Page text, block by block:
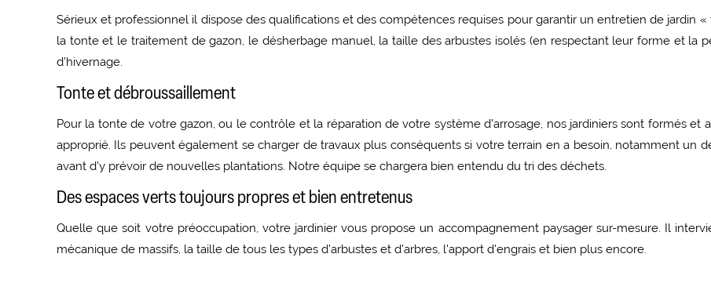
Sérieux et professionnel il dispose des qualifications et des compétences requises pour garantir un entretien de jardin
la tonte et le traitement de gazon, le désherbage manuel, la taille des arbustes isolés (en respectant leur forme et la
d'hivernage.
Tonte et débroussaillement
Pour la tonte de votre gazon, ou le contrôle et la réparation de votre système d’arrosage, nos jardiniers sont formés
approprié. Ils peuvent également se charger de travaux plus conséquents si votre terrain en a besoin, notamment un
avant d’y prévoir de nouvelles plantations. Notre équipe se chargera bien entendu du tri des déchets.
Des espaces verts toujours propres et bien entretenus
Quelle que soit votre préoccupation, votre jardinier vous propose un accompagnement paysager sur-mesure. Il
mécanique de massifs, la taille de tous les types d’arbustes et d'arbres, l'apport d'engrais et bien plus encore.